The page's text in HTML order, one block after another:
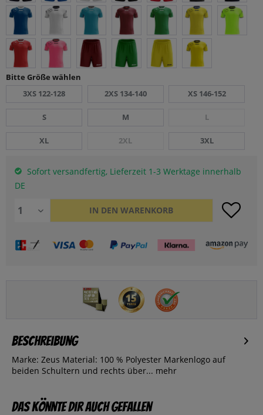
Bitte Größe wählen
3XS 122-128
2XS 134-140 XS 146-152
S M L
XL 2XL 3XL
Sofort versandfertig, Lieferzeit 1-3 Werktage innerhalb
DE
IN DEN WARENKORB
Beschreibung
Marke: Zeus Material: 100 % Polyester Markenlogo auf
beiden Schultern und rechts über... mehr
Das könnte dir auch gefallen